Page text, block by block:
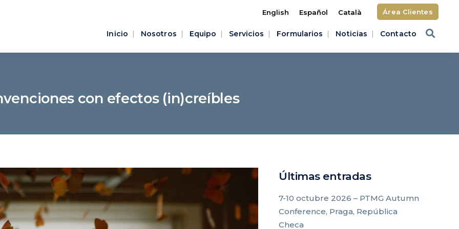
English Español Català Área Clientes
Inicio Nosotros Equipo Servicios Formularios Noticias Contacto
con efectos (in)creíbles
Últimas entradas
7-10 octubre 2026 – PTMG Autumn
Conference, Praga, República
Checa